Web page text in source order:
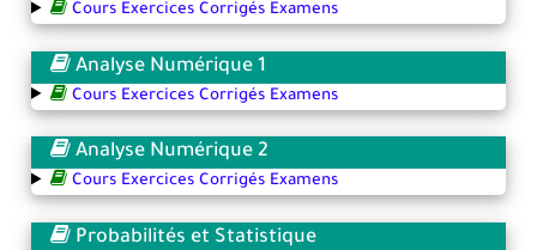
Cours Exercices Corrigés Examens
Analyse Numérique 1
Cours Exercices Corrigés Examens
Analyse Numérique 2
Cours Exercices Corrigés Examens
Probabilités et Statistique